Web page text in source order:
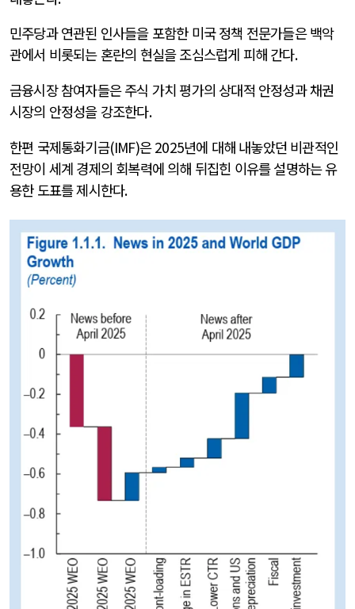
민주당과 연관된 인사들을 포함한 미국 정책 전문가들은 백악
관에서 비롯되는 혼란의 현실을 조심스럽게 피해 간다.
금융시장 참여자들은 주식 가치 평가의 상대적 안정성과 채권
시장의 안정성을 강조한다.
한편 국제통화기금(IMF)은2025년에 대해 내놓았던 비관적인
전망이 세계 경제의 회복력에 의해 뒤집힌 이유를 설명하는 유
용한 도표를 제시한다.